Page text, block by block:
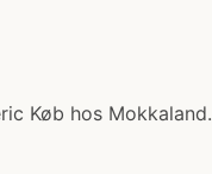
Køb hos Mokkaland.